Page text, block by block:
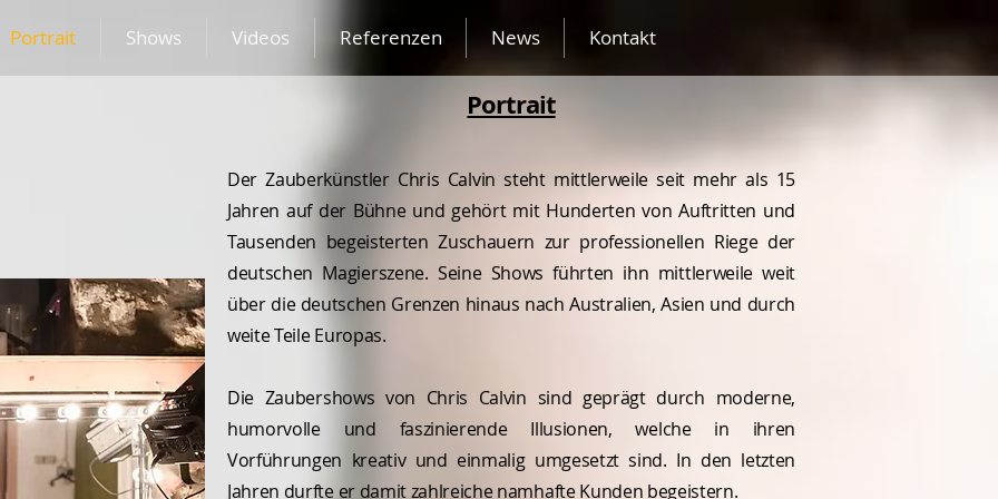
Portrait Shows Videos Referenzen News Kontakt
Portrait
Der Zauberkünstler Chris Calvin steht mittlerweile seit mehr als 15
Jahren auf der Bühne und gehört mit Hunderten von Auftritten und
Tausenden begeisterten Zuschauern zur professionellen Riege der
deutschen Magierszene. Seine Shows führten ihn mittlerweile weit
über die deutschen Grenzen hinaus nach Australien, Asien und durch
weite Teile Europas.
Die Zaubershows von Chris Calvin sind geprägt durch moderne,
humorvolle und faszinierende Illusionen, welche in ihren
Vorführungen kreativ und einmalig umgesetzt sind. In den letzten
Jahren durfte er damit zahlreiche namhafte Kunden begeistern.